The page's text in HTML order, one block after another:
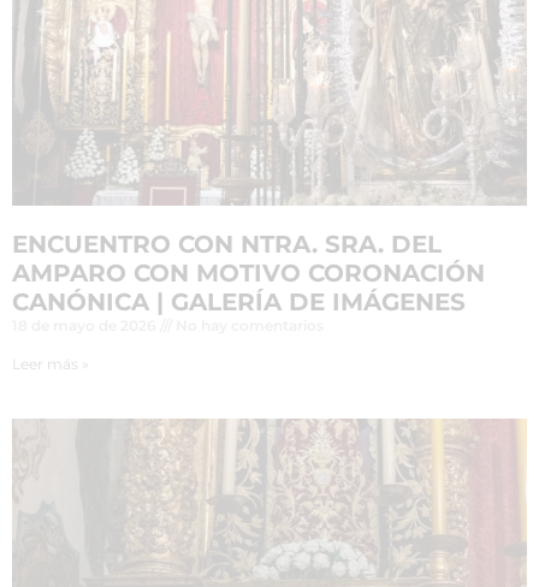
ENCUENTRO CON NTRA. SRA. DEL
AMPARO CON MOTIVO CORONACIÓN
CANÓNICA | GALERÍA DE IMÁGENES
Leer más »